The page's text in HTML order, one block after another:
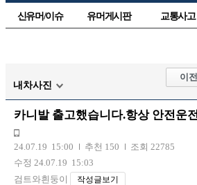
신유머/이슈 유머게시판 교통사고
자유사진
트럭/버스
장착시공사진
내차사진
이전
카니발 출고했습니다.항상 안전운
24.07.19 15:00 추천 150
조회 22785
수정 24.07.19 15:03
검트와흰둥이
작성글보기